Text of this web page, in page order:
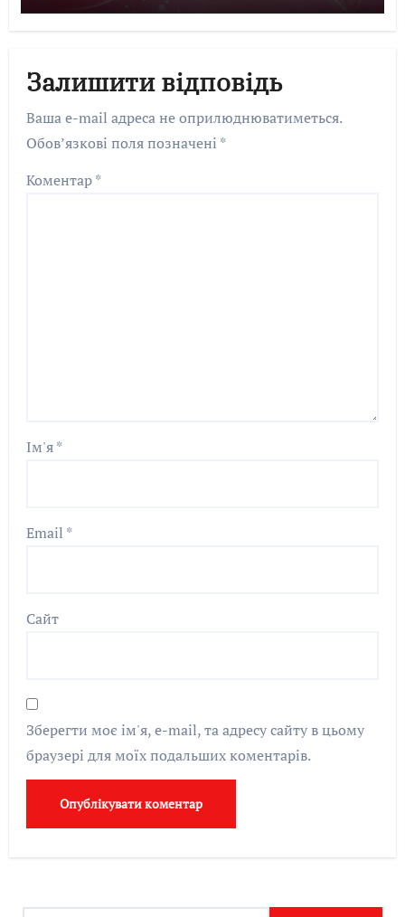
Залишити відповідь
Ваша e-mail адреса не оприлюднюватиметься.
Обов’язкові поля позначені *
Коментар*
Ім'я*
Email *
Сайт
Зберегти моє ім'я, e-mail, та адресу сайту в цьому
браузері для моїх подальших коментарів.